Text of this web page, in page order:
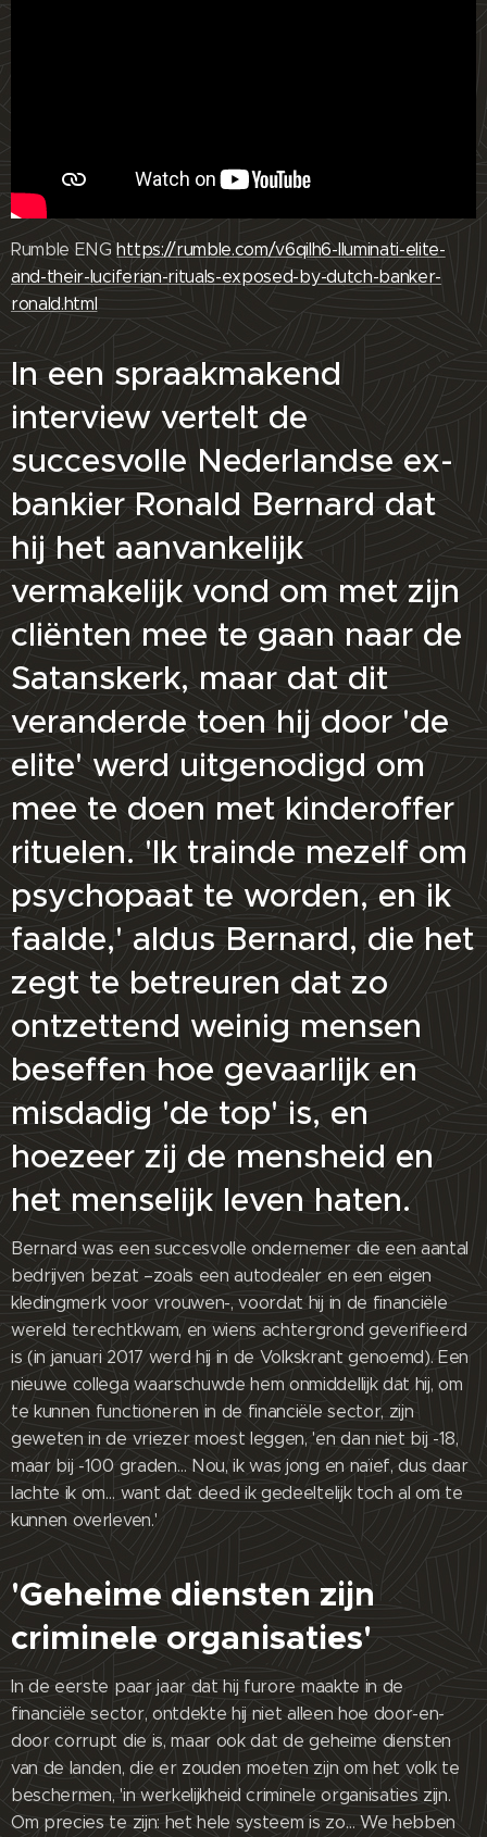
Rumble ENGhttps://rumble.com/v6qilh6-lluminati-elite-
and-their-luciferian-rituals-exposed-by-dutch-banker-
ronald.html
In een spraakmakend
interview vertelt de
succesvolle Nederlandse ex-
bankier Ronald Bernard dat
hij het aanvankelijk
vermakelijk vond om met zijn
cliënten mee te gaan naar de
Satanskerk, maar dat dit
veranderde toen hij door 'de
elite' werd uitgenodigd om
mee te doen met kinderoffer
rituelen. 'Ik trainde mezelf om
psychopaat te worden, en ik
faalde,' aldus Bernard, die het
zegt te betreuren dat zo
ontzettend weinig mensen
beseffen hoe gevaarlijk en
misdadig 'de top' is, en
hoezeer zij de mensheid en
het menselijk leven haten.
Bernard was een succesvolle ondernemer die een aantal
bedrijven bezat –zoals een autodealer en een eigen
kledingmerk voor vrouwen-, voordat hij in de financiële
wereld terechtkwam, en wiens achtergrond geverifieerd
is (in januari 2017 werd hij in de Volkskrant genoemd). Een
nieuwe collega waarschuwde hem onmiddellijk dat hij, om
te kunnen functioneren in de financiële sector, zijn
geweten in de vriezer moest leggen, 'en dan niet bij -18,
maar bij -100 graden… Nou, ik was jong en naïef, dus daar
lachte ik om… want dat deed ik gedeeltelijk toch al om te
kunnen overleven.'
'Geheime diensten zijn
criminele organisaties'
In de eerste paar jaar dat hij furore maakte in de
financiële sector, ontdekte hij niet alleen hoe door-en-
door corrupt die is, maar ook dat de geheime diensten
van de landen, die er zouden moeten zijn om het volk te
beschermen, 'in werkelijkheid criminele organisaties zijn.
Om precies te zijn: het hele systeem is zo… We hebben